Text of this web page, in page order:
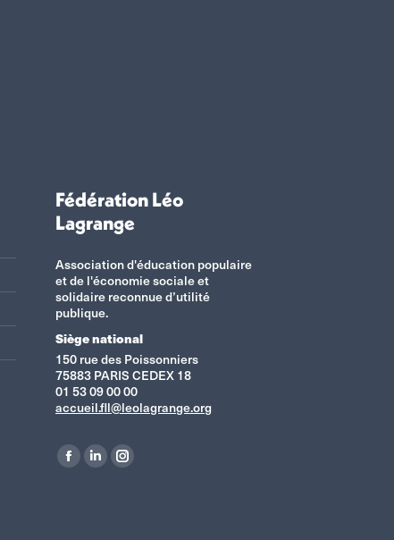
Fédération Léo
Lagrange
Association d'éducation populaire
et de l'économie sociale et
solidaire reconnue d’utilité
publique.
Siège national
150 rue des Poissonniers
75883 PARIS CEDEX 18
01 53 09 00 00
accueil.fll@leolagrange.org
Retrouvez-nous sur :
La
La
La